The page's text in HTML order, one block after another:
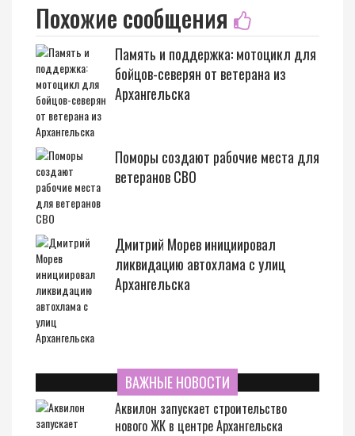
Похожие сообщения
Память и поддержка: мотоцикл для
бойцов-северян от ветерана из
Архангельска
Поморы создают рабочие места для
ветеранов СВО
Дмитрий Морев инициировал
ликвидацию автохлама с улиц
Архангельска
ВАЖНЫЕ НОВОСТИ
Аквилон запускает строительство
нового ЖК в центре Архангельска